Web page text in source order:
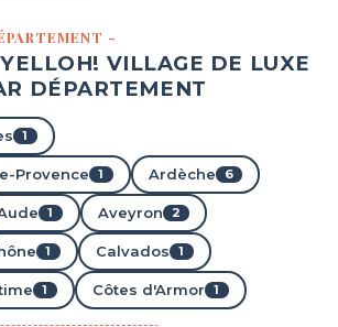
Atlantiques , Nouvelle-Aquitaine
★ 4.3/5 (832 avis)
tarifaire disponible
-
VILLAGE DE LUXE
DÉPARTEMENT
1
Provence 1 Ardèche 6
1 Aveyron 2
1 Calvados 1
1 Côtes d'Armor 1